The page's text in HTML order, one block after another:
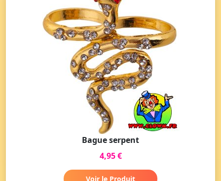
Bague serpent
4,95 €
Voir le Produit